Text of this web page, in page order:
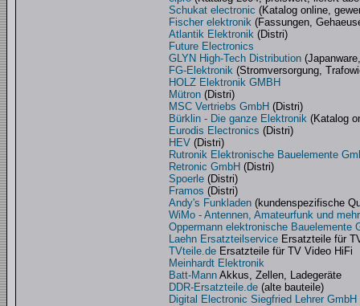
Schukat electronic (Katalog online,
Fischer elektronik (Fassungen,
Atlantik Elektronik (Distri)
Future Electronics
GLYN High-Tech Distribution
FG-Elektronik (Stromversorgung,
HOLZ Elektronik GMBH
Mütron (Distri)
MSC Vertriebs GmbH (Distri)
Bürklin - Die ganze Elektronik (Katalog
Eurodis Electronics (Distri)
HEV (Distri)
Rutronik Elektronische Bauelemente
Retronic GmbH (Distri)
Spoerle (Distri)
Framos (Distri)
Andy's Funkladen (kundenspezifische
WiMo - Antennen, Amateurfunk und mehr
Oppermann elektronische Bauelemente
Laehn Ersatzteilservice Ersatzteile für
TVteile.de Ersatzteile für TV Video HiFi
Meinhardt Elektronik
Batt-Mann Akkus, Zellen, Ladegeräte
DDR-Ersatzteile.de (alte bauteile)
Digital Electronic Siegfried Lehrer GmbH